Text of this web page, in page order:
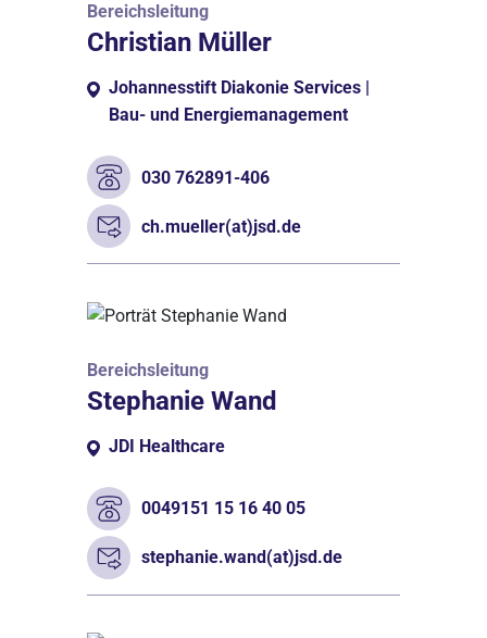
Bereichsleitung
Christian Müller
Johannesstift Diakonie Services |
Bau- und Energiemanagement
030 762891-406
ch.mueller(at)jsd.de
Bereichsleitung
Stephanie Wand
JDI Healthcare
0049151 15 16 40 05
stephanie.wand(at)jsd.de